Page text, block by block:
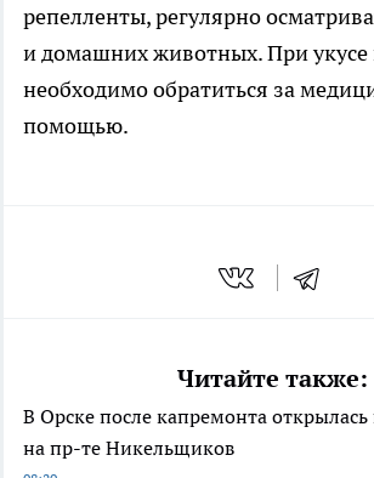
репелленты, регулярно
и домашних животных. При
необходимо обратиться за
помощью.
Читайте также:
В Орске после капремонта
на пр-те Никельщиков